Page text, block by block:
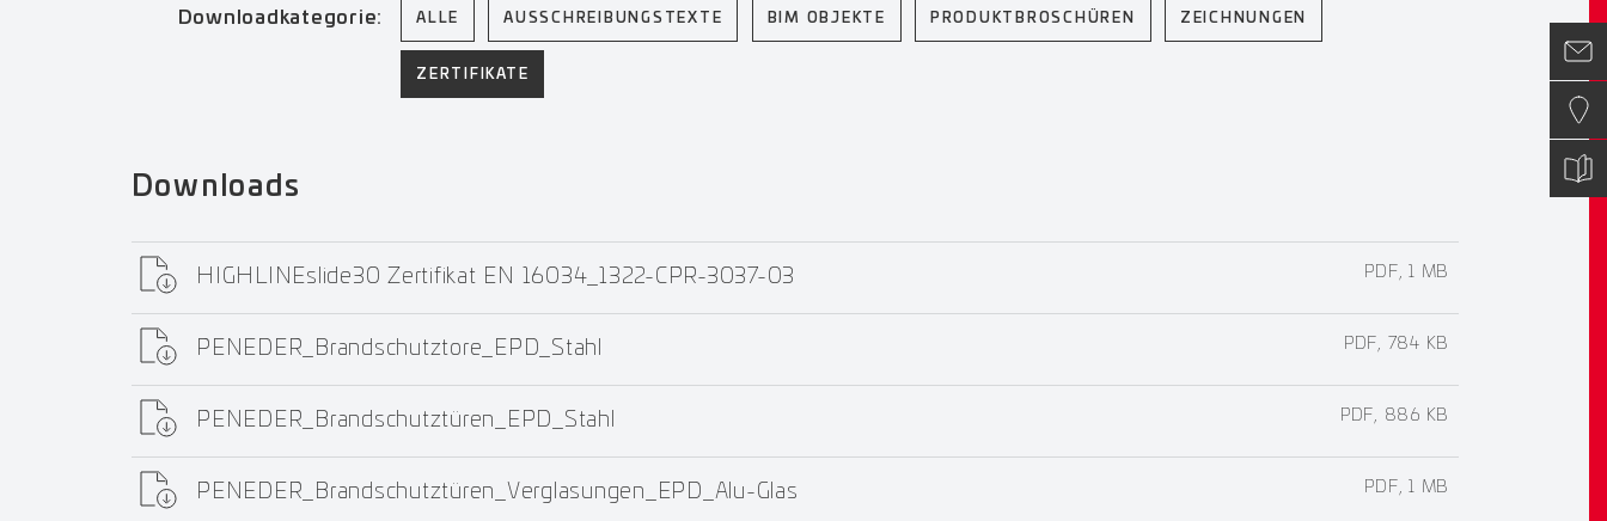
Downloadkategorie: ALLE AUSSCHREIBUNGSTEXTE BIM OBJEKTE PRODUKTBROSCHÜREN ZEICHNUNGEN
ZERTIFIKATE
Downloads
HIGHLINEslide30 Zertifikat EN 16034_1322-CPR-3037-03 PDF, 1 MB
PENEDER_Brandschutztore_EPD_Stahl PDF, 784 KB
PENEDER_Brandschutztüren_EPD_Stahl PDF, 886 KB
PENEDER_Brandschutztüren_Verglasungen_EPD_Alu-Glas PDF, 1 MB